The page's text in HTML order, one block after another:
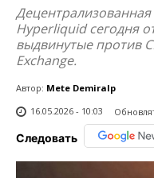
Hyperliquid сегодня
выдвинутые против
Exchange.
Автор: Mete Demiralp
16.05.2026 - 10:03
Следовать